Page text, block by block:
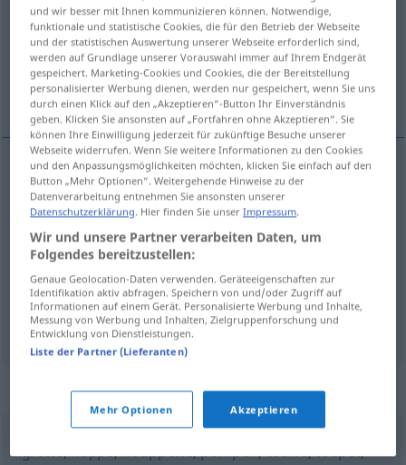
Übersicht aller Übersetzungen
(Für mehr Details die Übersetzung anklicken/antippen)
Quaste Haarbüschel, Tolle
Quastef houppe(≈ touffe)
Haarbüschel n houppede cheveux
Tollef houppe
Synonyme für "houppe"
aigrette,huppe,houppette,pompon,touffe,toupet,
und wir besser mit Ihnen kommunizieren können. Notwendige,
funktionale und statistische Cookies, die für den Betrieb der Webseite
und der statistischen Auswertung unserer Webseite erforderlich sind,
werden auf Grundlage unserer Vorauswahl immer auf Ihrem Endgerät
gespeichert. Marketing-Cookies und Cookies, die der Bereitstellung
personalisierter Werbung dienen, werden nur gespeichert, wenn Sie uns
durch einen Klick auf den „Akzeptieren“-Button Ihr Einverständnis
geben. Klicken Sie ansonsten auf „Fortfahren ohne Akzeptieren“. Sie
können Ihre Einwilligung jederzeit für zukünftige Besuche unserer
Webseite widerrufen. Wenn Sie weitere Informationen zu den Cookies
und den Anpassungsmöglichkeiten möchten, klicken Sie einfach auf den
Button „Mehr Optionen“. Weitergehende Hinweise zu der
Datenverarbeitung entnehmen Sie ansonsten unserer
Datenschutzerklärung. Hier finden Sie unserImpressum.
Wir und unsere Partner verarbeiten Daten, um
Folgendes bereitzustellen:
Genaue Geolocation-Daten verwenden. Geräteeigenschaften zur
Identifikation aktiv abfragen. Speichern von und/oder Zugriff auf
Informationen auf einem Gerät. Personalisierte Werbung und Inhalte,
Messung von Werbung und Inhalten, Zielgruppenforschung und
Entwicklung von Dienstleistungen.
Liste der Partner (Lieferanten)
Mehr Optionen Akzeptieren